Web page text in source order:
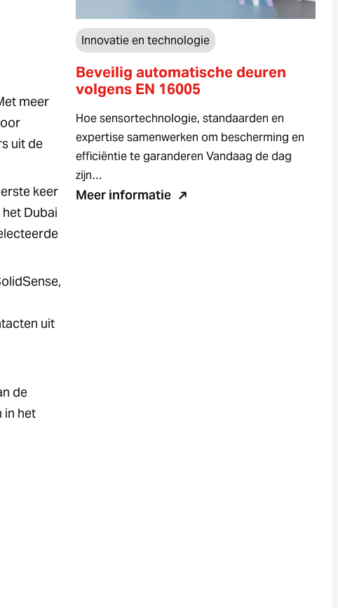
meer
uit de
keer
Dubai
uit
de
in het
Innovatie en technologie
Beveilig automatische deuren
volgens EN 16005
Hoe sensortechnologie, standaarden en
expertise samenwerken om bescherming en
efficiëntie te garanderen Vandaag de dag
zijn…
Meer informatie